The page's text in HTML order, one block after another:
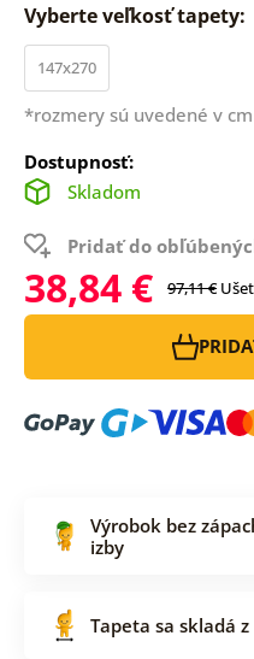
Vyberte veľkosť tapety:
147x270
*rozmery sú uvedené v
Dostupnosť:
Skladom
Pridať do
38,84 € 97,11 €
Výrobok bez
izby
Tapeta sa skladá